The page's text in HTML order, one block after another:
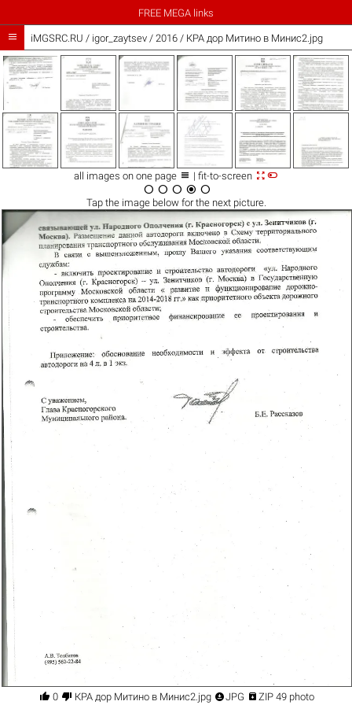
FREE MEGA links
 iMGSRC.RU / igor_zaytsev/ 2016 / КРА дор Митино в Минис2.jpg
all images on one page  | fit-to-screen 
    
Tap the imagebelow for the next picture.
 0  КРА дор Митино в Минис2.jpg JPG  ZIP 49 photo